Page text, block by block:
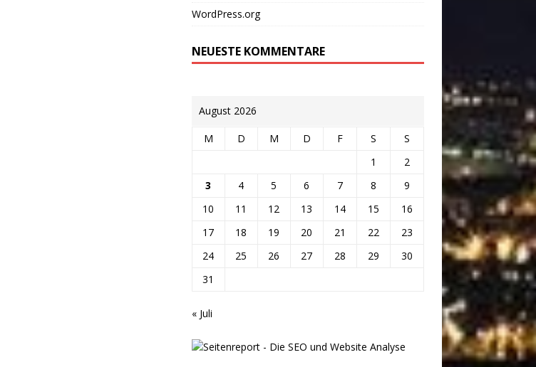
WordPress.org
NEUESTE KOMMENTARE
August 2026
M D M D F S
S
1
2
3
4 5 6 7 8
9
10
11 12 13 14 15
16
17
18 19 20 21 22
23
24
25 26 27 28 29
30
31
« Juli